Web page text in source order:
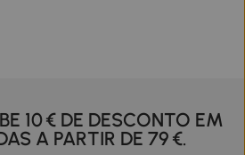
10 € DE DESCONTO EM
A PARTIR DE 79 €.